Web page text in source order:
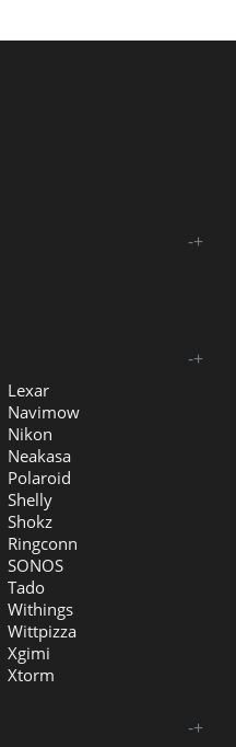
+
-
+
-
Lexar
Navimow
Nikon
Neakasa
Polaroid
Shelly
Shokz
Ringconn
SONOS
Tado
Withings
Wittpizza
Xgimi
Xtorm
+
-